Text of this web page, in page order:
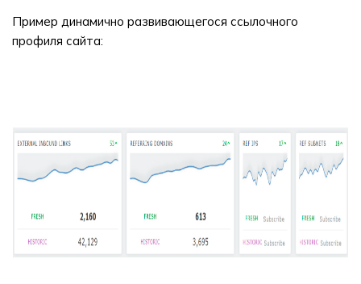
Пример динамично развивающегося ссылочного
профиля сайта: